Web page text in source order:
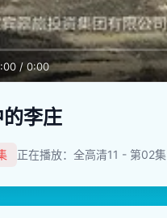
/ 0:00
李庄
正在播放：全高清11 - 第02集